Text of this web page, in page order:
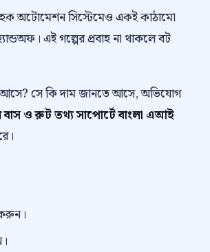
অটোমেশন সিস্টেমেও একই কাঠামো
এই গল্পের প্রবাহ না থাকলে বট
সে কি দাম জানতে আসে, অভিযোগ
বাস ও রুট তথ্য সাপোর্টে বাংলা এআই